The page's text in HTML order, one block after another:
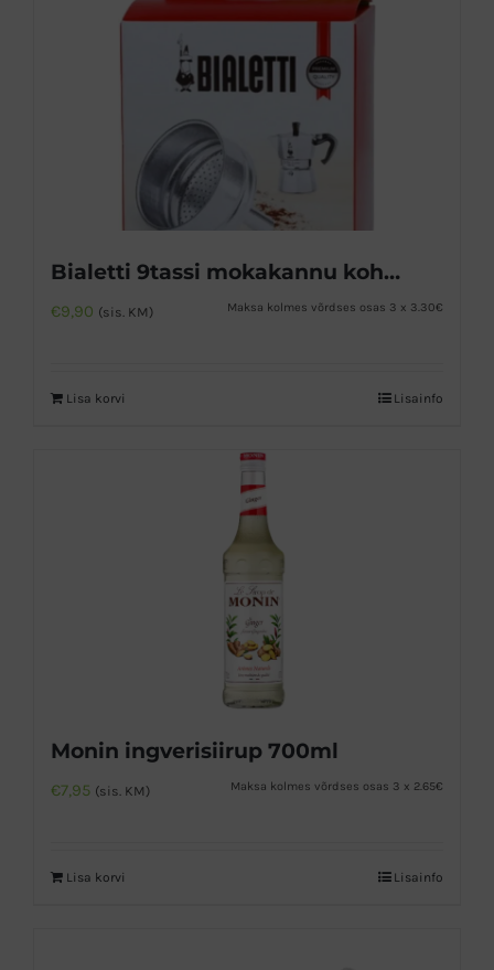
Bialetti 9tassi mokakannu kohvilehter
€9,90 (sis. KM) Maksa kolmes võrdses osas 3 x 3.30€
Lisa korvi Lisainfo
Monin ingverisiirup 700ml
€7,95 (sis. KM) Maksa kolmes võrdses osas 3 x 2.65€
Lisa korvi Lisainfo